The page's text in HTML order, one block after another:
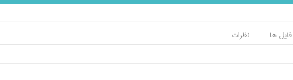
فایل ها نظرات